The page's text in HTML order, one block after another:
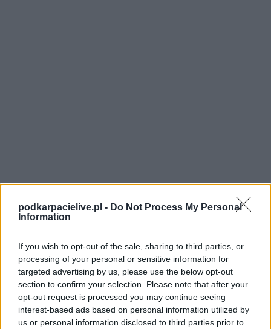
podkarpacielive.pl - Do Not Process My Personal
Information
If you wish to opt-out of the sale, sharing to third parties, or
processing of your personal or sensitive information for
targeted advertising by us, please use the below opt-out
section to confirm your selection. Please note that after your
opt-out request is processed you may continue seeing
interest-based ads based on personal information utilized by
us or personal information disclosed to third parties prior to